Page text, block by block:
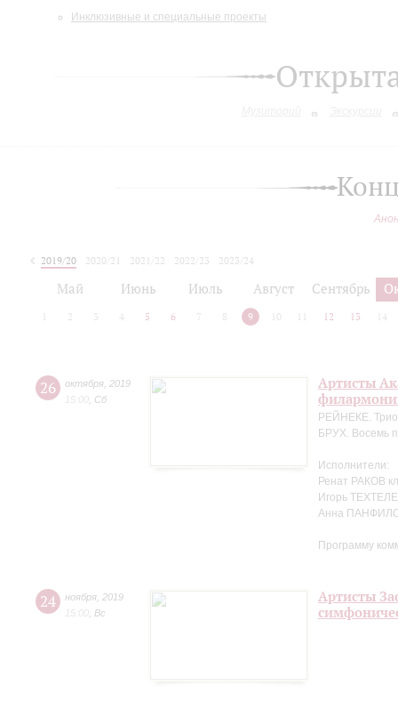
Инклюзивные и специальные проекты
2019/20 2020/21 2021/22 2022/23
2023/24
Май Июнь Июль Август Сентябрь
2 3 4 5 6 7 8 9 10 12 13 14
26 октября 2019
15:00 Сб
Артисты
РЕЙНЕКЕ. Трио
БРУХ. Восемь
Исполнители:
Ренат РАКОВ
Игорь
Анна
Программу
24 ноября 2019
15:00 Вс
Артисты